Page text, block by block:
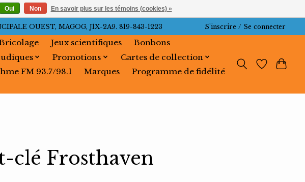
OUEST, MAGOG, J1X-2A9. 819-843-1223 S’inscrire / Se connecter
Jeux scientifiques
Bonbons
Promotions
Cartes de collection
FM 93.7/98.1 Marques
Programme de fidélité
clé Frosthaven
Oui Non En savoir plus sur les témoins (cookies) »